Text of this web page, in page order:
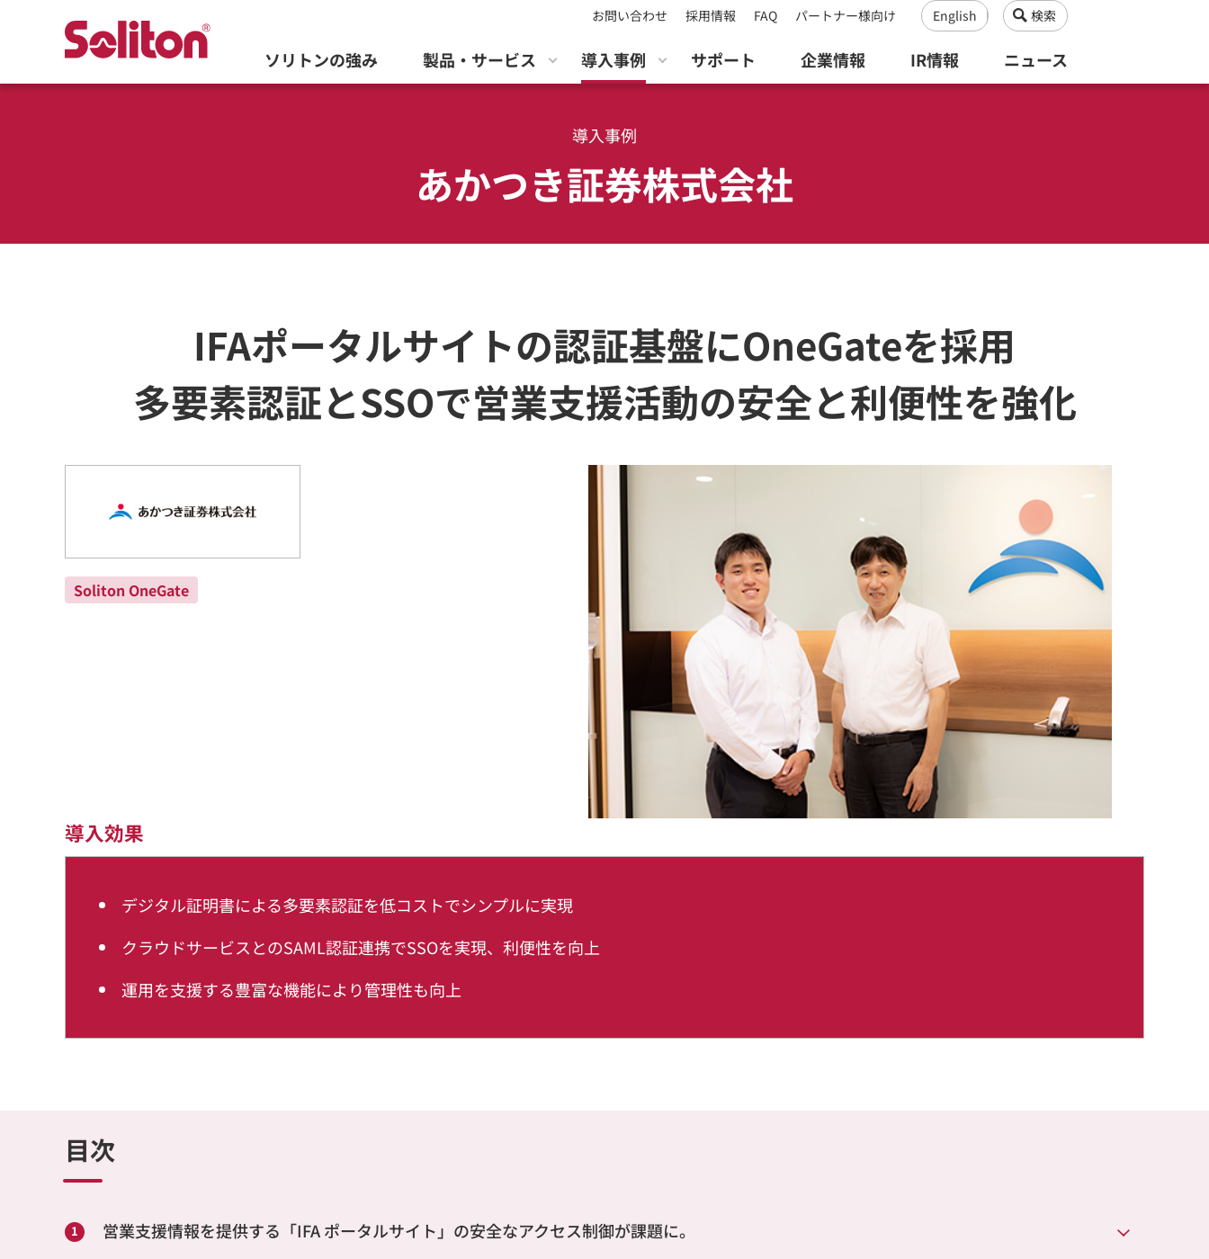
お問い合わせ 採用情報 FAQ パートナー様向け English 検索
ソリトンの強み 製品・サービス 導入事例 サポート 企業情報 IR情報 ニュース
導入事例
あかつき証券株式会社
IFAポータルサイトの認証基盤にOneGateを採用
多要素認証とSSOで営業支援活動の安全と利便性を強化
Soliton OneGate
導入効果
デジタル証明書による多要素認証を低コストでシンプルに実現
クラウドサービスとのSAML認証連携でSSOを実現、利便性を向上
運用を支援する豊富な機能により管理性も向上
目次
営業支援情報を提供する「IFA ポータルサイト」の安全なアクセス制御が課題に。